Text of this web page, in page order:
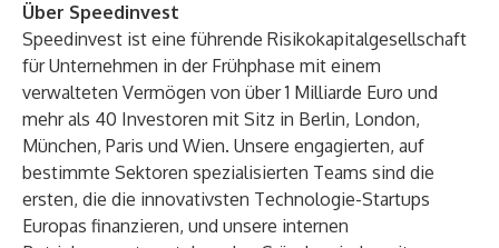
Über Speedinvest
Speedinvest ist eine führende Risikokapitalgesellschaft
für Unternehmen in der Frühphase mit einem
verwalteten Vermögen von über 1 Milliarde Euro und
mehr als 40 Investoren mit Sitz in Berlin, London,
München, Paris und Wien. Unsere engagierten, auf
bestimmte Sektoren spezialisierten Teams sind die
ersten, die die innovativsten Technologie-Startups
Europas finanzieren, und unsere internen